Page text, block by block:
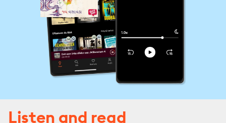
Listen and read